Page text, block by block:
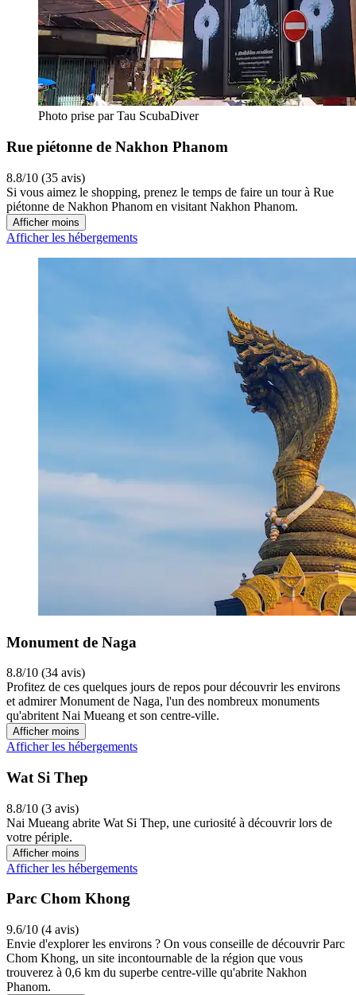
Photo prise par Tau ScubaDiver
Rue piétonne de Nakhon Phanom
8.8/10 (35 avis)
Si vous aimez le shopping, prenez le temps de faire un tour à Rue
piétonne de Nakhon Phanom en visitant Nakhon Phanom.
Afficher moins
Afficher les hébergements
Monument de Naga
8.8/10 (34 avis)
Profitez de ces quelques jours de repos pour découvrir les environs
et admirer Monument de Naga, l'un des nombreux monuments
qu'abritent Nai Mueang et son centre-ville.
Afficher moins
Afficher les hébergements
Wat Si Thep
8.8/10 (3 avis)
Nai Mueang abrite Wat Si Thep, une curiosité à découvrir lors de
votre périple.
Afficher moins
Afficher les hébergements
Parc Chom Khong
9.6/10 (4 avis)
Envie d'explorer les environs ? On vous conseille de découvrir Parc
Chom Khong, un site incontournable de la région que vous
trouverez à 0,6 km du superbe centre-ville qu'abrite Nakhon
Phanom.